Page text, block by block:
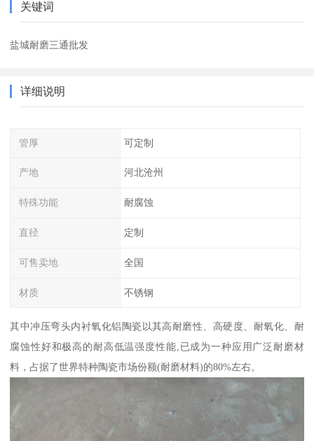
关键词
盐城耐磨三通批发
详细说明
管厚 可定制
产地 河北沧州
特殊功能 耐腐蚀
直径 定制
可售卖地 全国
材质 不锈钢
其中冲压弯头内衬氧化铝陶瓷以其高耐磨性、高硬度、耐氧化、耐
腐蚀性好和极高的耐高低温强度性能,已成为一种应用广泛耐磨材
料，占据了世界特种陶瓷市场份额(耐磨材料)的80%左右。